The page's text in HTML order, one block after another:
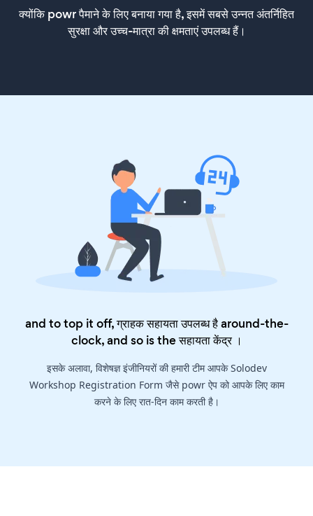
क्योंकि powr पैमाने के लिए बनाया गया है, इसमें सबसे उन्नत अंतर्निहित
सुरक्षा और उच्च-मात्रा की क्षमताएं उपलब्ध हैं।
and to top it off, ग्राहक सहायता उपलब्ध है around-the-
clock, and so is theसहायता केंद्र।
इसके अलावा, विशेषज्ञ इंजीनियरों की हमारी टीम आपके Solodev
Workshop Registration Form जैसे powr ऐप को आपके लिए काम
करने के लिए रात-दिन काम करती है।